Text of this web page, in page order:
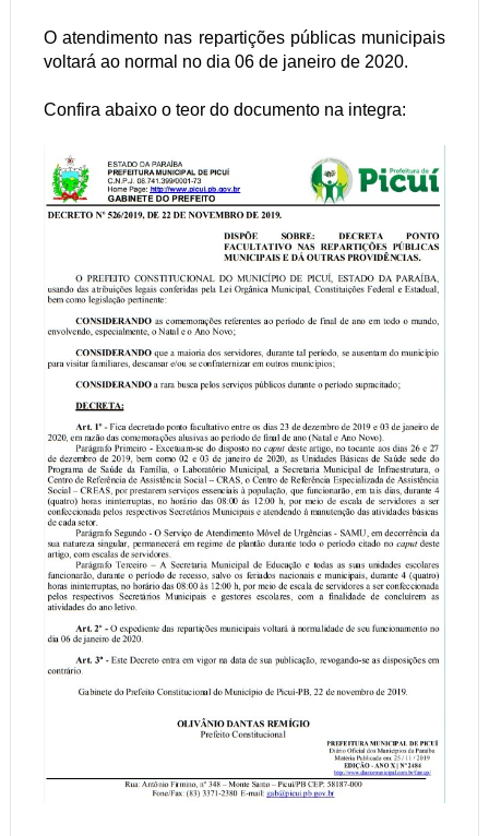
O atendimento nas repartições públicas municipais
voltará ao normal no dia 06 de janeiro de 2020.
Confira abaixo o teor do documento na integra: